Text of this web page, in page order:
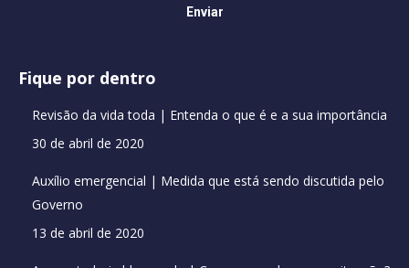
Fique por dentro
Revisão da vida toda | Entenda o que é e a sua importância
30 de abril de 2020
Auxílio emergencial | Medida que está sendo discutida pelo
Governo
13 de abril de 2020